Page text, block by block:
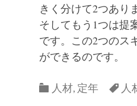
きく分けて2つあり
そしてもう1つは提
です。この2つのス
ができるのです。
Categories
人材, 定年 人